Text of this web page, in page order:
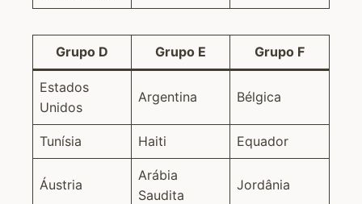
Grupo D Grupo E Grupo F
Estados
Unidos
Argentina Bélgica
Tunísia Haiti Equador
Áustria
Arábia
Saudita
Jordânia